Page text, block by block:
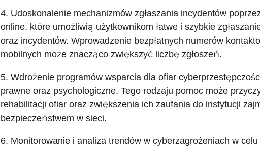
4. Udoskonalenie mechanizmów zgłaszania incydentów
online, które umożliwią użytkownikom łatwe i szybkie
oraz incydentów. Wprowadzenie bezpłatnych numerów
mobilnych może znacząco zwiększyć liczbę zgłoszeń.
5. Wdrożenie programów wsparcia dla ofiar
prawne oraz psychologiczne. Tego rodzaju pomoc może
rehabilitacji ofiar oraz zwiększenia ich zaufania do instytucji
bezpieczeństwem w sieci.
6. Monitorowanie i analiza trendów w cyberzagrożeniach w